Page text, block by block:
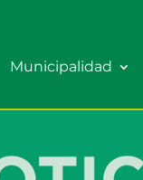
Municipalidad